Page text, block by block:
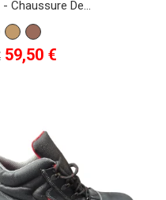
Chaussure De...
Camelbrique
Prix
59,50 €